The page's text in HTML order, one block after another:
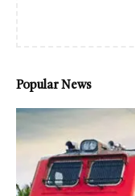
Popular News